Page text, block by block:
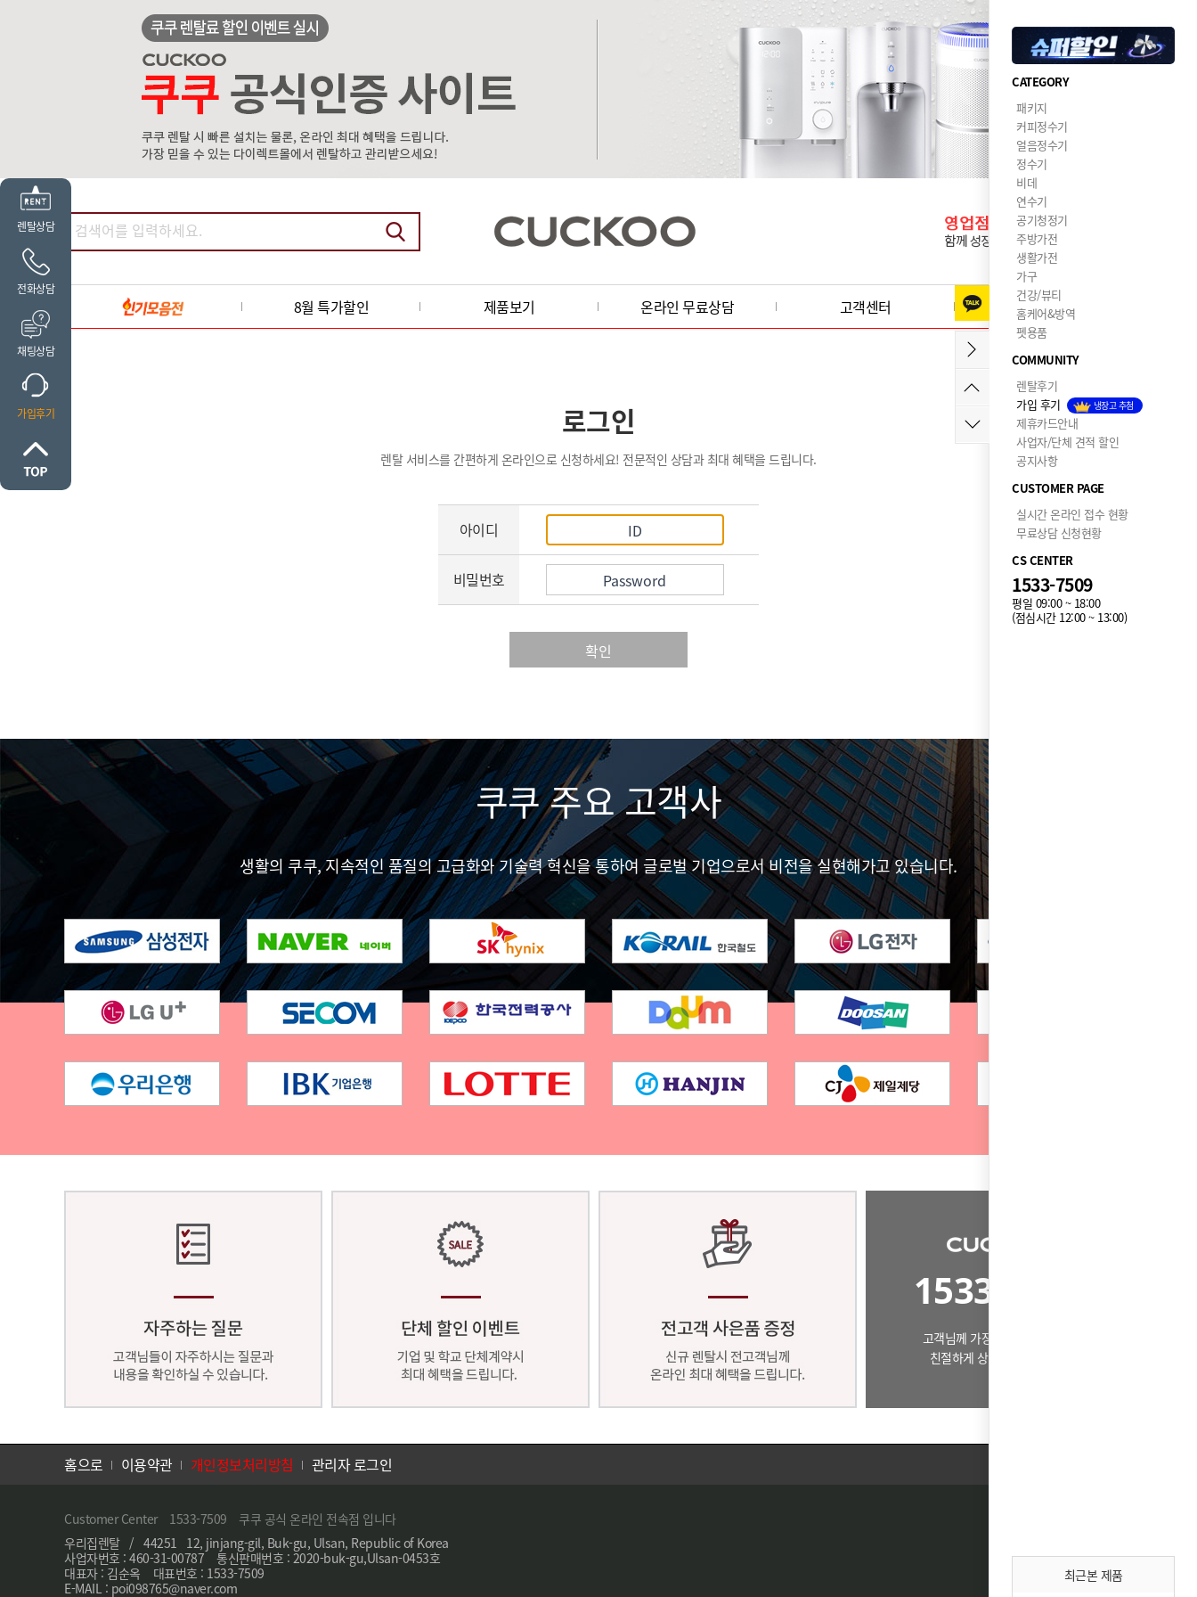
8월 특가할인 제품보기 온라인 무료상담 고객센터 이달의혜택
로그인
렌탈 서비스를 간편하게 온라인으로 신청하세요! 전문적인 상담과 최대 혜택을 드립니다.
아이디
비밀번호
확인
쿠쿠 주요 고객사
생활의 쿠쿠, 지속적인 품질의 고급화와 기술력 혁신을 통하여 글로벌 기업으로서 비전을 실현해가고 있습니다.
1533-7509
고객님께 가장 알맞은 제품으로
친절하게 상담드리겠습니다.
홈으로 이용약관 개인정보처리방침 관리자 로그인
Customer Center 1533-7509 쿠쿠 공식 온라인 전속점 입니다
우리집렌탈 / 44251 12, jinjang-gil, Buk-gu, Ulsan, Republic of Korea
사업자번호 : 460-31-00787 통신판매번호 : 2020-buk-gu,Ulsan-0453호
대표자 : 김순옥 대표번호 : 1533-7509
E-MAIL : poi098765@naver.com
렌탈상담
전화상담
채팅상담
가입후기
CATEGORY
패키지
커피정수기
얼음정수기
정수기
비데
연수기
공기청정기
주방가전
생활가전
가구
건강/뷰티
홈케어&방역
펫용품
COMMUNITY
렌탈후기
가입 후기
냉장고 추첨
제휴카드안내
사업자/단체 견적 할인
공지사항
CUSTOMER PAGE
실시간 온라인 접수 현황
무료상담 신청현황
CS CENTER
1533-7509
평일 09:00 ~ 18:00
(점심시간 12:00 ~ 13:00)
최근본 제품